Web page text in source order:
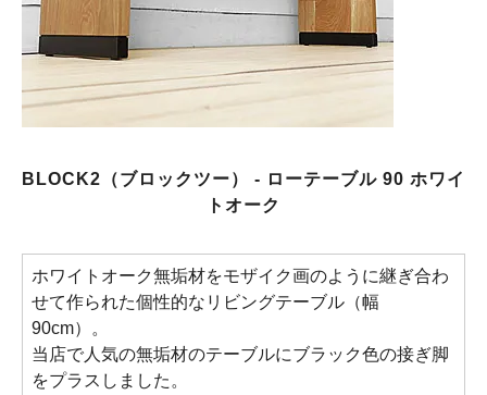
BLOCK2（ブロックツー） - ローテーブル 90 ホワイ
トオーク
ホワイトオーク無垢材をモザイク画のように継ぎ合わ
せて作られた個性的なリビングテーブル（幅
90cm）。
当店で人気の無垢材のテーブルにブラック色の接ぎ脚
をプラスしました。